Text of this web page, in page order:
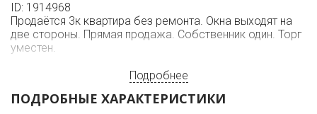
ID: 1914968
Продаётся 3к квартира без ремонта. Окна выходят на
две стороны. Прямая продажа. Собственник один. Торг
уместен.
Подробнее
ПОДРОБНЫЕ ХАРАКТЕРИСТИКИ